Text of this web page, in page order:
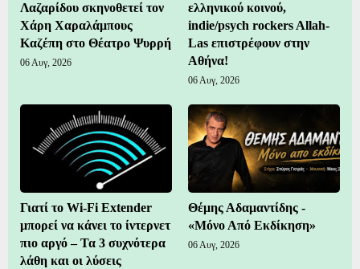
Λαζαρίδου σκηνοθετεί τον
Χάρη Χαραλάμπους
Καζέπη στο Θέατρο Ψυρρή
06 Αυγ, 2026
ελληνικού κοινού,
indie/psych rockers Allah-
Las επιστρέφουν στην
Αθήνα!
06 Αυγ, 2026
Γιατί το Wi-Fi Extender
μπορεί να κάνει το ίντερνετ
πιο αργό – Τα 3 συχνότερα
λάθη και οι λύσεις
Θέμης Αδαμαντίδης -
«Μόνο Από Εκδίκηση»
06 Αυγ, 2026